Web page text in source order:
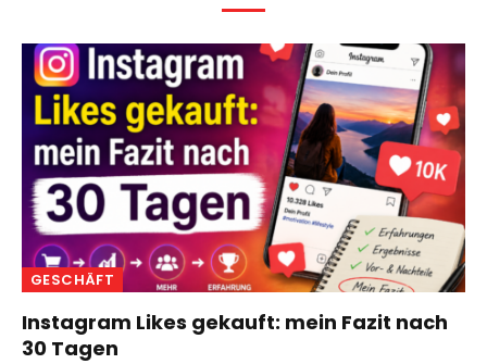
GESCHÄFT
Instagram Likes gekauft: mein Fazit nach
30 Tagen